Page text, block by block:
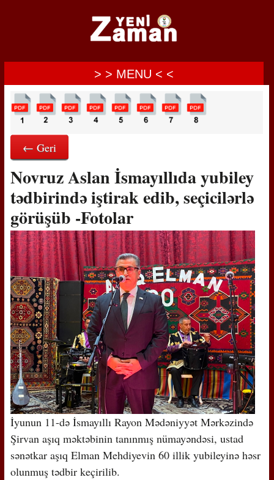
> > MENU < <
← Geri
Novruz Aslan İsmayıllıda yubiley
tədbirində iştirak edib, seçicilərlə
görüşüb -Fotolar
İyunun 11-də İsmayıllı Rayon Mədəniyyət Mərkəzində
Şirvan aşıq məktəbinin tanınmış nümayəndəsi, ustad
sənətkar aşıq Elman Mehdiyevin 60 illik yubileyinə həsr
olunmuş tədbir keçirilib.